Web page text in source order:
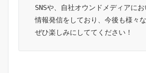
SNSや、自社オウンドメディアに
情報発信をしており、今後も様々
ぜひ楽しみにしててください！